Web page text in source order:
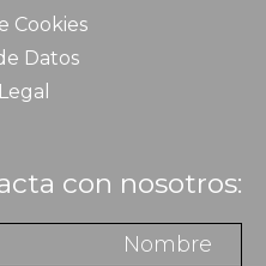
Cookies
Datos
con nosotros: